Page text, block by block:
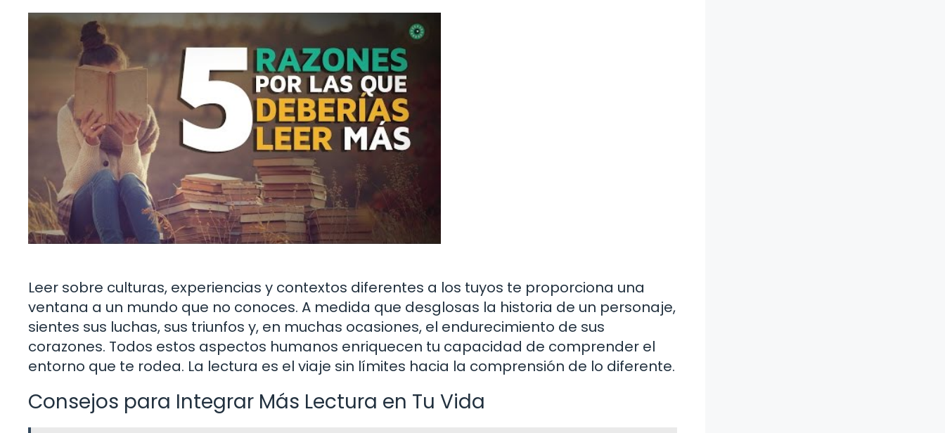
Leer sobre culturas, experiencias y contextos diferentes a los tuyos te proporciona una
ventana a un mundo que no conoces. A medida que desglosas la historia de un personaje,
sientes sus luchas, sus triunfos y, en muchas ocasiones, el endurecimiento de sus
corazones. Todos estos aspectos humanos enriquecen tu capacidad de comprender el
entorno que te rodea. La lectura es el viaje sin límites hacia la comprensión de lo diferente.
Consejos para Integrar Más Lectura en Tu Vida